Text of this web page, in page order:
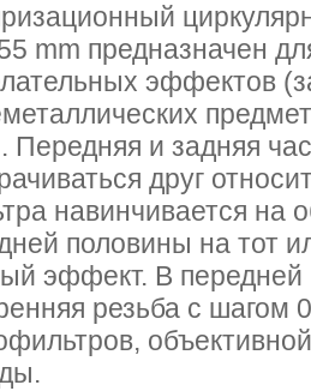
mm предназначен
эффектов
Передняя и задняя
друг
навинчивается на
половины на тот
эффект. В передней
резьба с шагом